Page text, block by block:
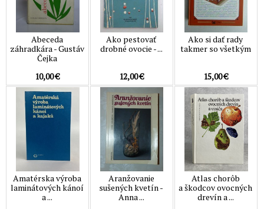
Abeceda
záhradkára - Gustáv
Čejka
10,00 €
Ako pestovať
drobné ovocie - ...
12,00 €
Ako si dať rady
takmer so všetkým
15,00 €
Amatérska výroba
laminátových kánoí
a ...
Aranžovanie
sušených kvetín -
Anna ...
Atlas chorôb
a škodcov ovocných
drevín a ...